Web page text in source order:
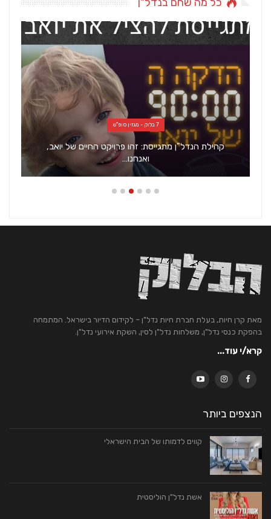
7 בלוק - מגזין סופ"ש
קהילת הנדל"ן מתגייסת: זהו פרויקט החיים של יואב,
ואנחנו…
מאת קרן חיות, בעלת חברת חיות נדל"ן – לקידום הדיור בישראל. המתמחה
בהפקת כנסי נדל"ן, משלחות נדל"ן לסין, השקת אירועי נדל"ן.
קרא/י עוד...
הנצפים ביותר
קווים לדמותו של הבית הישראלי
אשת נדל"ן הוליסטית